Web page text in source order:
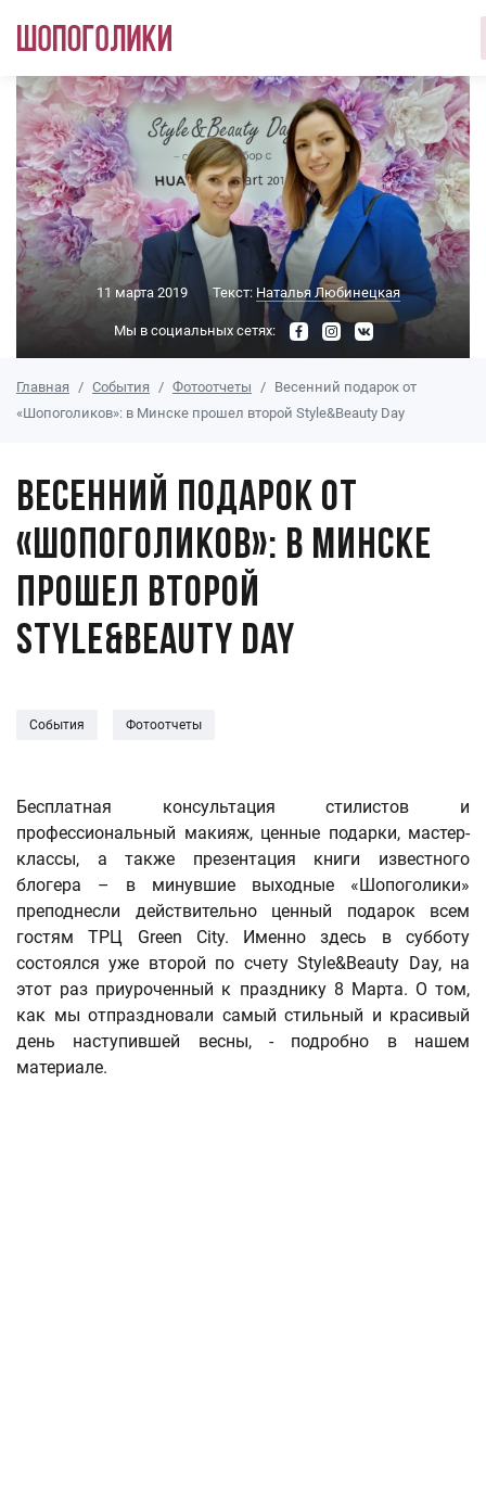
Перейти к основному содержанию
11 марта 2019 Текст: Наталья Любинецкая
Мы в социальных сетях:
Главная События Фотоотчеты
Весенний подарок от
«Шопоголиков»: в Минске прошел второй Style&Beauty Day
Весенний подарок от
«Шопоголиков»: в Минске
прошел второй
Style&Beauty Day
События Фотоотчеты
Бесплатная консультация стилистов и
профессиональный макияж, ценные подарки, мастер-
классы, а также презентация книги известного
блогера – в минувшие выходные «Шопоголики»
преподнесли действительно ценный подарок всем
гостям ТРЦ Green City. Именно здесь в субботу
состоялся уже второй по cчету Style&Beauty Day, на
этот раз приуроченный к празднику 8 Марта. О том,
как мы отпраздновали самый стильный и красивый
день наступившей весны, - подробно в нашем
материале.